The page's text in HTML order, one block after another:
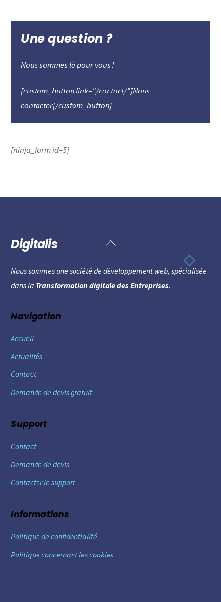
Une question ?
Nous sommes là pour vous !
[custom_button link="/contact/"]Nous
contacter[/custom_button]
[ninja_form id=5]
Back
Top
Digitalis
Nous sommes une société de développement web, spécialisée
dans la Transformation digitale des Entreprises.
Navigation
Accueil
Actualités
Contact
Demande de devis gratuit
Support
Contact
Demande de devis
Contacter le support
Informations
Politique de confidentialité
Politique concernant les cookies